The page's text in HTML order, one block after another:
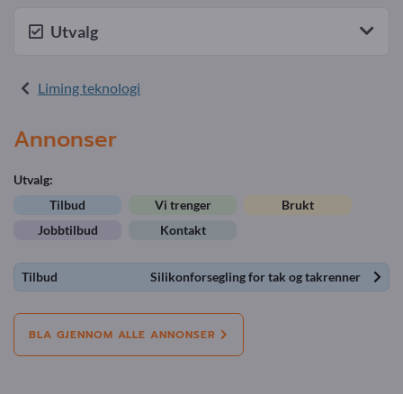
Utvalg
Liming teknologi
Annonser
Utvalg:
Tilbud
Vi trenger
Brukt
Jobbtilbud
Kontakt
Tilbud Silikonforsegling for tak og takrenner
BLA GJENNOM ALLE ANNONSER